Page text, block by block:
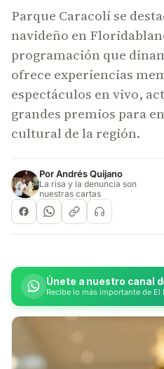
Parque Caracolí se
navideño en
programación que
ofrece experiencias
espectáculos en vivo,
grandes premios para
cultural de la región.
PorAndrés Quijano
La risa y la denuncia son
nuestras cartas
Únete a nuestro canal
Recibe lo más importante de